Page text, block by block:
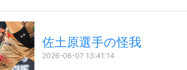
佐土原選手の怪我
2026-06-07 13:41:14